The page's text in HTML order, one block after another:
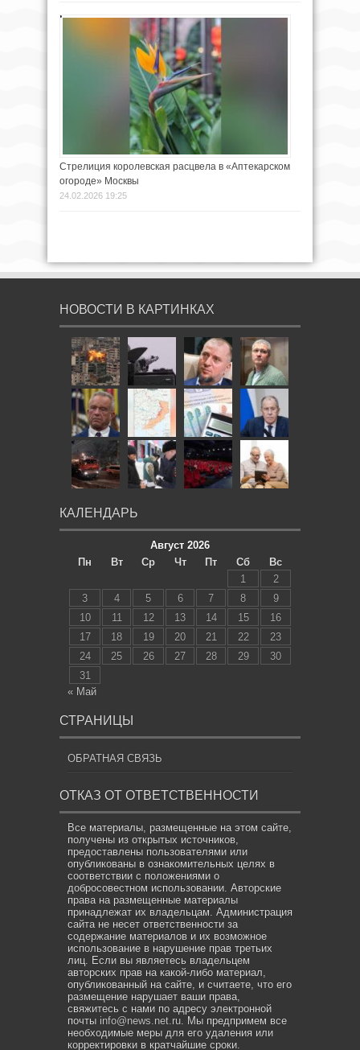
Стрелиция королевская расцвела в «Аптекарском
огороде» Москвы
24.02.2026 19:25
НОВОСТИ В КАРТИНКАХ
КАЛЕНДАРЬ
Август 2026
Пн
Вт Ср Чт Пт Сб
Вс
1
2
3
4 5 6 7 8
9
10
11 12 13 14 15
16
17
18 19 20 21 22
23
24
25 26 27 28 29
30
31
« Май
СТРАНИЦЫ
ОБРАТНАЯ СВЯЗЬ
ОТКАЗ ОТ ОТВЕТСТВЕННОСТИ
Все материалы, размещенные на этом сайте,
получены из открытых источников,
предоставлены пользователями или
опубликованы в ознакомительных целях в
соответствии с положениями о
добросовестном использовании. Авторские
права на размещенные материалы
принадлежат их владельцам. Администрация
сайта не несет ответственности за
содержание материалов и их возможное
использование в нарушение прав третьих
лиц. Если вы являетесь владельцем
авторских прав на какой-либо материал,
опубликованный на сайте, и считаете, что его
размещение нарушает ваши права,
свяжитесь с нами по адресу электронной
почты info@news.net.ru . Мы предпримем все
необходимые меры для его удаления или
корректировки в кратчайшие сроки.